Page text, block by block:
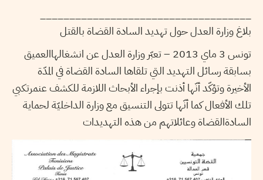
بلاغ وزارة العدل حول تهديد السادة القضاة بالقتل
تونس 3 ماي 2013 – تعبّر وزارة العدل عن انشغالهاالعميق
بسابقة رسائل التهديد التي تلقاها السادة القضاة في المدّة
الأخيرة وتؤكّد أنّها أذنت بإجراء الأبحاث اللازمة للكشف عنمرتكبي
تلك الأفعال كما أنّها تتولى التنسيق مع وزارة الداخليّة لحماية
السادةالقضاة وعائلاتهم من هذه التهديدات